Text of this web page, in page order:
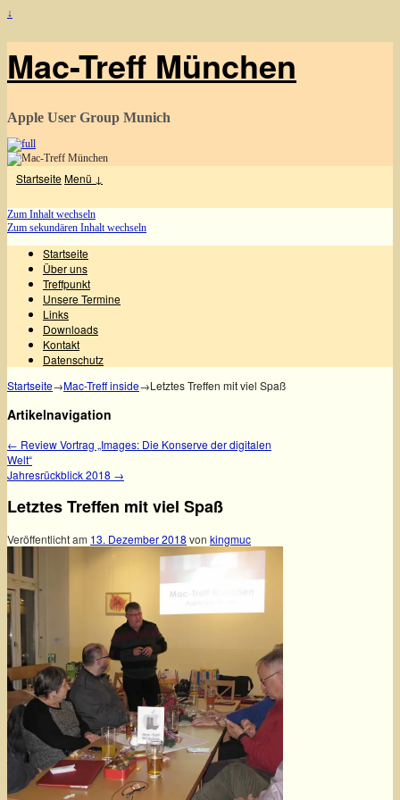
↓
Mac-Treff München
Apple User Group Munich
StartseiteMenü ↓
Zum Inhalt wechseln
Zum sekundären Inhalt wechseln
Startseite
Über uns
Treffpunkt
Unsere Termine
Links
Downloads
Kontakt
Datenschutz
Startseite→Mac-Treff inside→Letztes Treffen mit viel Spaß
Artikelnavigation
← Review Vortrag „Images: Die Konserve der digitalen
Welt“
Jahresrückblick 2018 →
Letztes Treffen mit viel Spaß
Veröffentlicht am 13. Dezember 2018 von kingmuc